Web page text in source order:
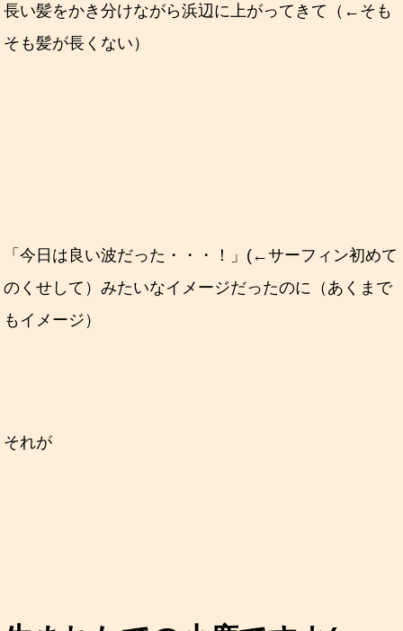
長い髪をかき分けながら浜辺に上がってきて（←そも
そも髪が長くない）
「今日は良い波だった・・・！」(←サーフィン初めて
のくせして）みたいなイメージだったのに（あくまで
もイメージ）
それが